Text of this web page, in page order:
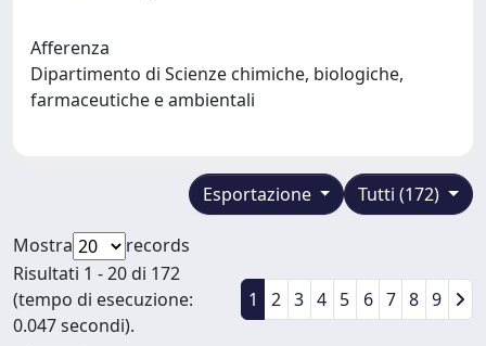
Afferenza
Dipartimento di Scienze chimiche, biologiche,
farmaceutiche e ambientali
Tutti (172)
Esportazione
Mostra
records
Risultati 1 - 20 di 172
(tempo di esecuzione:
0.047 secondi).
1 2 3 4 5 6 7 8 9